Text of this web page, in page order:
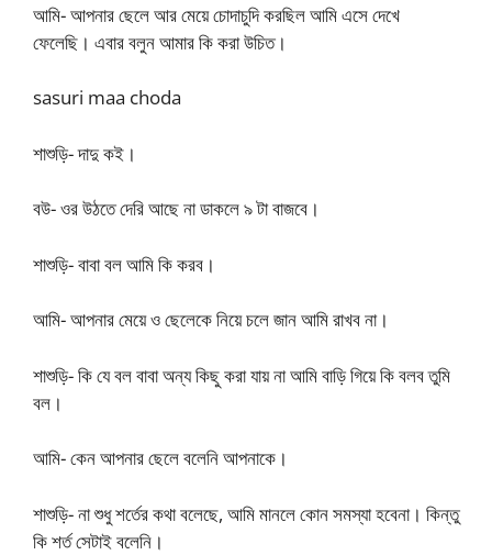
আমি- আপনার ছেলে আর মেয়ে চোদাচুদি করছিল আমি এসে দেখে
ফেলেছি। এবার বলুন আমার কি করা উচিত।
sasuri maa choda
শাশুড়ি- দাদু কই।
বউ- ওর উঠতে দেরি আছে না ডাকলে ৯ টা বাজবে।
শাশুড়ি- বাবা বল আমি কি করব।
আমি- আপনার মেয়ে ও ছেলেকে নিয়ে চলে জান আমি রাখব না।
শাশুড়ি- কি যে বল বাবা অন্য কিছু করা যায় না আমি বাড়ি গিয়ে কি বলব তুমি
বল।
আমি- কেন আপনার ছেলে বলেনি আপনাকে।
শাশুড়ি- না শুধু শর্তের কথা বলেছে, আমি মানলে কোন সমস্যা হবেনা। কিন্তু
কি শর্ত সেটাই বলেনি।